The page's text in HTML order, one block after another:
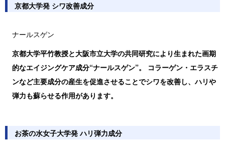
京都大学発 シワ改善成分
ナールスゲン
京都大学平竹教授と大阪市立大学の共同研究により生まれた画期
的なエイジングケア成分“ナールスゲン”。 コラーゲン・エラスチ
ンなど主要成分の産生を促進させることでシワを改善し、ハリや
弾力も蘇らせる作用があります。
お茶の水女子大学発 ハリ弾力成分